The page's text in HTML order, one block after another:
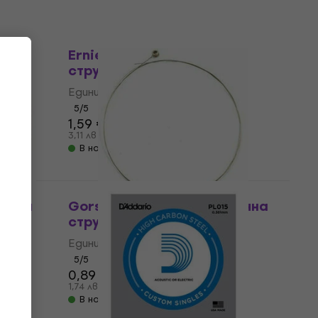
Ernie Ball P01011 Единична
струна за китара
Единична струна за китара
5/5
1,59 €
3,11 лв
В наличност
Gorstrings S-340 H Единична
струна за китара
Единична струна за китара
5/5
0,89 €
1,74 лв 1,09 €
В наличност